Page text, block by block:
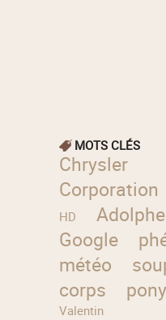
MOTS CLÉS
Chrysler
Corporation
HD
Google
météo
corps
Valentin